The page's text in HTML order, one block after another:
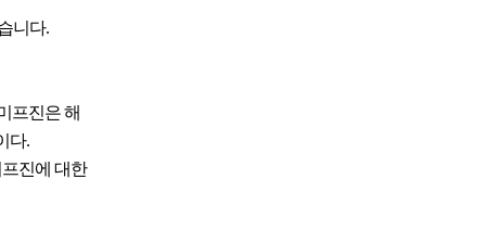
니다.
프진은 해
다.
진에 대한